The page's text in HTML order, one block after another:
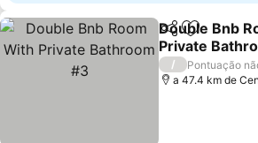
PartilharAdicionar
Double Bnb
Private
/
Pontuação
a 47.4 km de